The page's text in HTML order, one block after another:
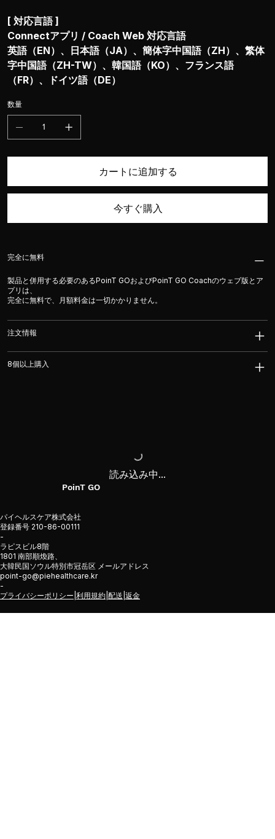
[ 対応言語 ]
Connectアプリ / Coach Web 対応言語
英語（EN）、日本語（JA）、簡体字中国語（ZH）、繁体
字中国語（ZH-TW）、韓国語（KO）、フランス語
（FR）、ドイツ語（DE）
数量
カートに追加する
今すぐ購入
完全に無料
製品と併用する必要のあるPoinT GOおよびPoinT GO Coachのウェブ版とア
プリは、
完全に無料で、月額料金は一切かかりません。
注文情報
8個以上購入
読み込み中...
PoinT GO
パイヘルスケア株式会社
登録番号 210-86-00111
-
ラピスビル8階
1801 南部順煥路、
大韓民国ソウル特別市冠岳区 メールアドレス
point-go@piehealthcare.kr
-
プライバシーポリシー 利用規約 配送 返金